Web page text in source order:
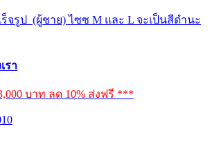
ร็จรูป (ผู้ชาย) ไซซ M และ L จะเป็นสีดำนะ
รา
บาท ลด 10% ส่งฟรี ***